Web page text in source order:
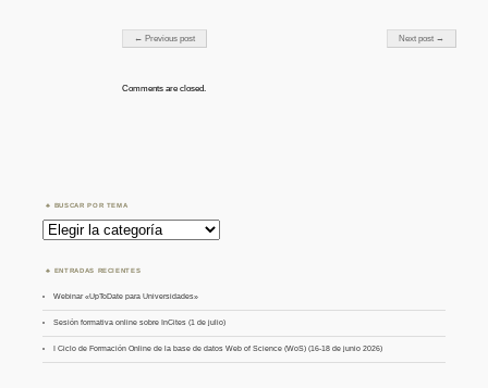
Post navigation
← Previous post Next post →
Comments are closed.
BUSCAR POR TEMA
Buscar
por
Tema
ENTRADAS RECIENTES
Webinar «UpToDate para Universidades»
Sesión formativa online sobre InCites (1 de julio)
I Ciclo de Formación Online de la base de datos Web of Science (WoS) (16-18 de junio 2026)